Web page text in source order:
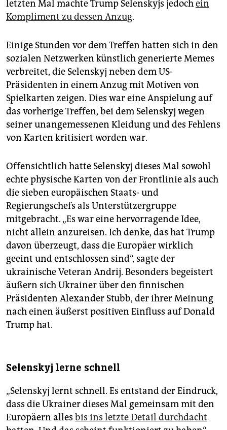
letzten Mal machte Trump Selenskyjs jedochein
Kompliment zu dessen Anzug.
Einige Stunden vor dem Treffen hatten sich in den
sozialen Netzwerken künstlich generierte Memes
verbreitet, die Selenskyj neben dem US-
Präsidenten in einem Anzug mit Motiven von
Spielkarten zeigen. Dies war eine Anspielung auf
das vorherige Treffen, bei dem Selenskyj wegen
seiner unangemessenen Kleidung und des Fehlens
von Karten kritisiert worden war.
Offensichtlich hatte Selenskyj dieses Mal sowohl
echte physische Karten von der Frontlinie als auch
die sieben europäischen Staats- und
Regierungschefs als Unterstützergruppe
mitgebracht. „Es war eine hervorragende Idee,
nicht allein anzureisen. Ich denke, das hat Trump
davon überzeugt, dass die Europäer wirklich
geeint und entschlossen sind“, sagte der
ukrainische Veteran Andrij. Besonders begeistert
äußern sich Ukrainer über den finnischen
Präsidenten Alexander Stubb, der ihrer Meinung
nach einen äußerst positiven Einfluss auf Donald
Trump hat.
Selenskyj lerne schnell
„Selenskyj lernt schnell. Es entstand der Eindruck,
dass die Ukrainer dieses Mal gemeinsam mit den
Europäern alles bis ins letzte Detail durchdacht